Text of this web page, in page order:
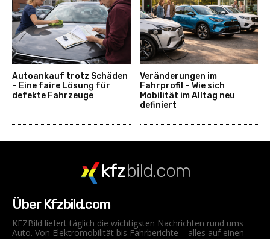
Autoankauf trotz Schäden
– Eine faire Lösung für
defekte Fahrzeuge
Veränderungen im
Fahrprofil – Wie sich
Mobilität im Alltag neu
definiert
kfzbild.com
Über Kfzbild.com
KFZBild liefert täglich die wichtigsten Nachrichten rund ums
Auto. Von Elektromobilität bis Fahrberichte – alles auf einen